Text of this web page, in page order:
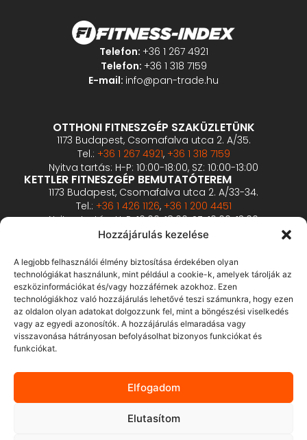
Hozzájárulás kezelése
A legjobb felhasználói élmény biztosítása érdekében olyan
technológiákat használunk, mint például a cookie-k, amelyek tárolják az
eszközinformációkat és/vagy hozzáférnek azokhoz. Ezen
technológiákhoz való hozzájárulás lehetővé teszi számunkra, hogy ezen
az oldalon olyan adatokat dolgozzunk fel, mint a böngészési viselkedés
vagy az egyedi azonosítók. A hozzájárulás elmaradása vagy
visszavonása hátrányosan befolyásolhat bizonyos funkciókat és
funkciókat.
Elfogadom
Elutasítom
Telefon: +36 1 267 4921
Telefon: +36 1 318 7159
E-mail: info@pan-trade.hu
OTTHONI FITNESZGÉP SZAKÜZLETÜNK
1173 Budapest, Csomafalva utca 2. A/35.
Tel.: +36 1 267 4921, +36 1 318 7159
Nyitva tartás: H-P: 10:00-18:00, SZ: 10:00-13:00
KETTLER FITNESZGÉP BEMUTATÓTEREM
1173 Budapest, Csomafalva utca 2. A/33-34.
Tel.: +36 1 426 1126, +36 1 200 4451
Nyitva tartás: H-P: 10:00-18:00, SZ: 10:00-13:00
PROFESSZIONÁLIS FITNESZGÉP BEMUTATÓTEREM
2360 Gyál, Vállalkozó u. 12.
Tel.: +36 1 900 0657
Nyitva tartás: előzetes bejelentkezés alapján
ÁSZF
Adatvédelmi tájékoztató
Fizetés és szállítás
GY.I.K.